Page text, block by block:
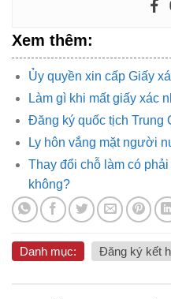
Xem thêm:
Ủy quyền xin cấp Giấy
Làm gì khi mất giấy xác
Đăng ký quốc tịch Trung
Ly hôn vắng mặt người
Thay đổi chỗ làm có
không?
Danh mục: Đăng ký kết